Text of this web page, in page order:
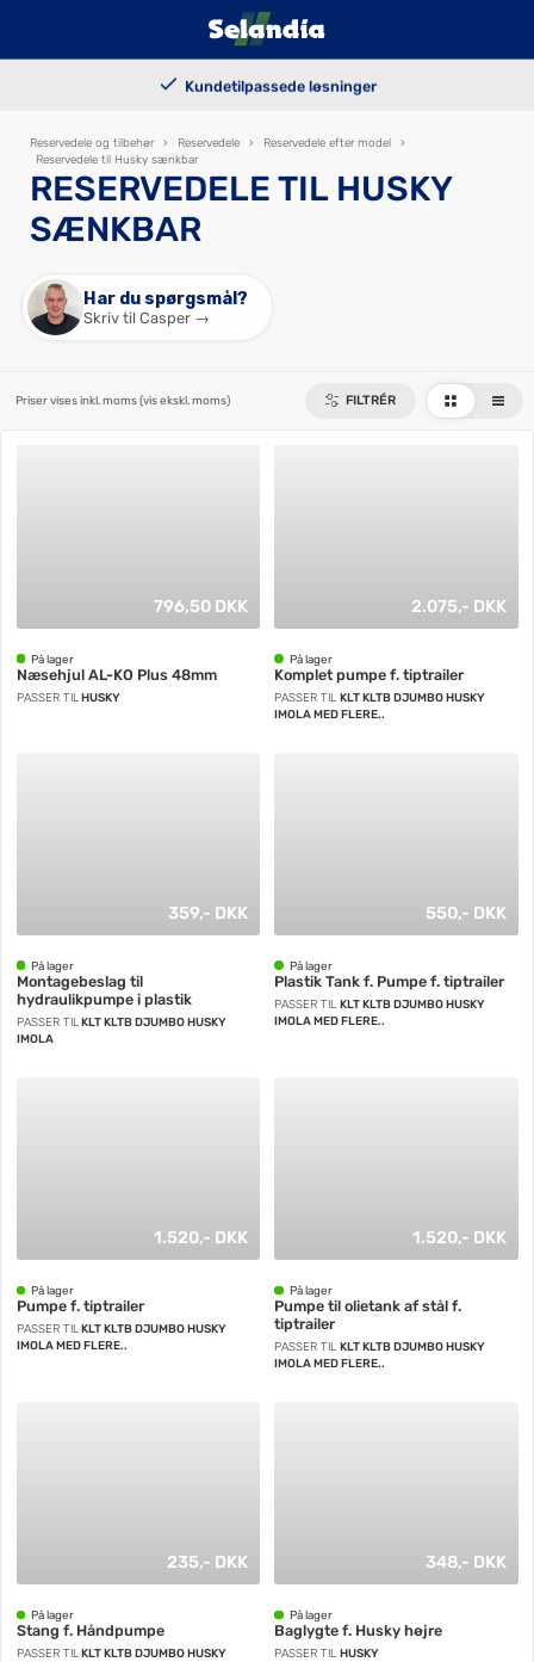
Reservedele og tilbehør › Reservedele › Reservedele efter model
›
Reservedele til Husky sænkbar
RESERVEDELE TIL HUSKY
SÆNKBAR
Har du spørgsmål?
Skriv til Casper →
FILTRÉR
Priser vises inkl. moms(vis ekskl. moms)
796,50 DKK
På lager
Næsehjul AL-KO Plus 48mm
PASSER TIL HUSKY
2.075,- DKK
På lager
Komplet pumpe f. tiptrailer
PASSER TIL KLT KLTB DJUMBO HUSKY
IMOLA MED FLERE..
359,- DKK
På lager
Montagebeslag til
hydraulikpumpe i plastik
PASSER TIL KLT KLTB DJUMBO HUSKY
IMOLA
550,- DKK
På lager
Plastik Tank f. Pumpe f. tiptrailer
PASSER TIL KLT KLTB DJUMBO HUSKY
IMOLA MED FLERE..
1.520,- DKK
På lager
Pumpe f. tiptrailer
PASSER TIL KLT KLTB DJUMBO HUSKY
IMOLA MED FLERE..
1.520,- DKK
På lager
Pumpe til olietank af stål f.
tiptrailer
PASSER TIL KLT KLTB DJUMBO HUSKY
IMOLA MED FLERE..
235,- DKK
På lager
Stang f. Håndpumpe
PASSER TIL KLT KLTB DJUMBO HUSKY
348,- DKK
På lager
Baglygte f. Husky højre
PASSER TIL HUSKY
100.000+ solgte trailers
Billig finansiering
Kundetilpassede løsninger
Levering i hele landet